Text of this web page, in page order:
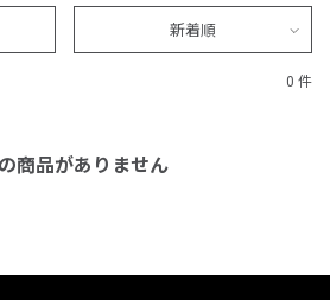
新着順
0 件
商品がありません